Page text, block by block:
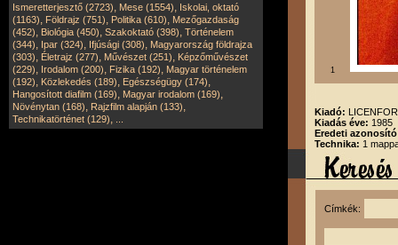
Ismeretterjesztő (2723), Mese (1554), Iskolai, oktató
(1163), Földrajz (751), Politika (610), Mezőgazdaság
(452), Biológia (450), Szakoktató (398), Történelem
(344), Ipar (324), Ifjúsági (308), Magyarország földrajza
(303), Életrajz (277), Művészet (251), Képzőművészet
(229), Irodalom (200), Fizika (192), Magyar történelem
(192), Közlekedés (189), Egészségügy (174),
Hangosított diafilm (169), Magyar irodalom (169),
Növénytan (168), Rajzfilm alapján (133),
Technikatörténet (129),
1
Kiadó:
Kiadás éve: 1985
Eredeti
Technika: 1
Címkék: